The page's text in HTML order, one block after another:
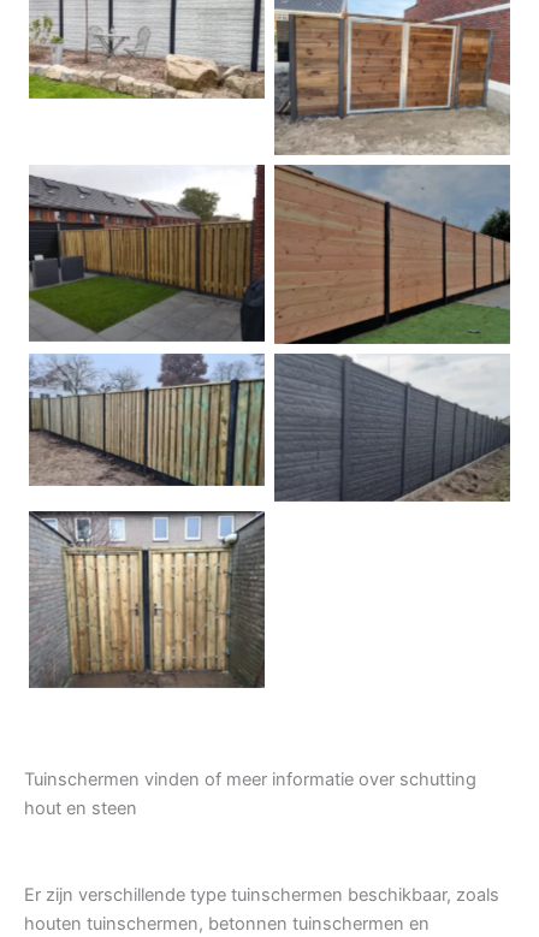
Betonschutting
Dubbele poort
Betonpalen schutting Douglas
Hout beton schuttingen Rots motief antraciet
Tuindeur grenen
Tuinschermen vinden of meer informatie over schutting
hout en steen
Er zijn verschillende type tuinschermen beschikbaar, zoals
houten tuinschermen, betonnen tuinschermen en